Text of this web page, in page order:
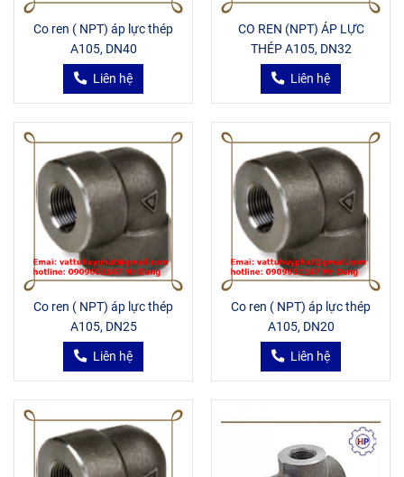
Co ren ( NPT) áp lực thép
A105, DN40
Liên hệ
CO REN (NPT) ÁP LỰC
THÉP A105, DN32
Liên hệ
Co ren ( NPT) áp lực thép
A105, DN25
Liên hệ
Co ren ( NPT) áp lực thép
A105, DN20
Liên hệ